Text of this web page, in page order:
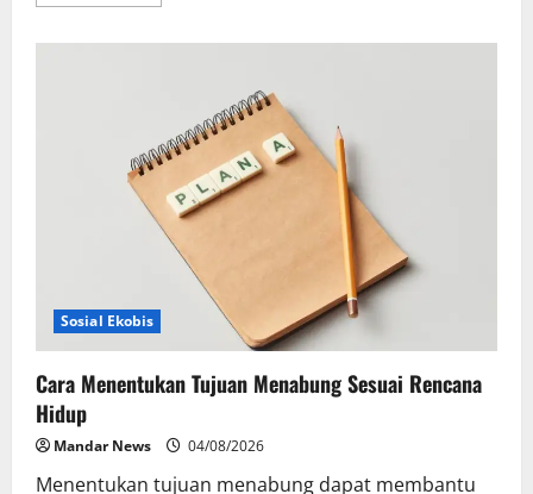
Kepedulian
melalui
Aksi
Donor
Darah
Sri
Pamela
Medika
Nusantara
Sosial Ekobis
Cara Menentukan Tujuan Menabung Sesuai Rencana
Hidup
Mandar News 04/08/2026
Menentukan tujuan menabung dapat membantu